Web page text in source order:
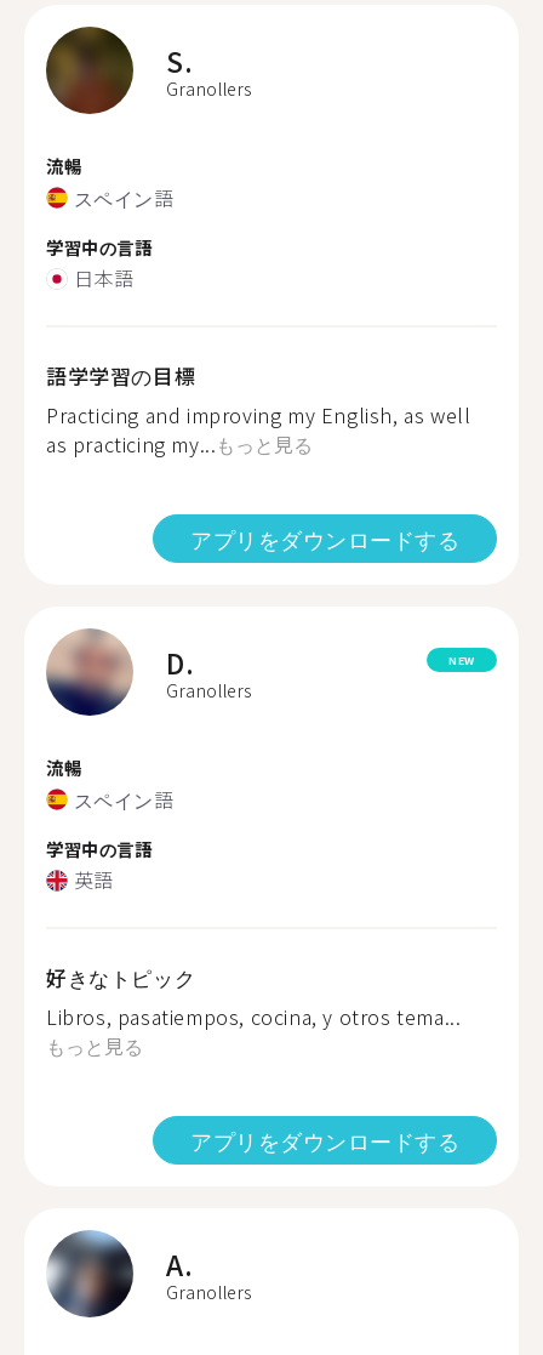
S.
Granollers
流暢
スペイン語
学習中の言語
日本語
語学学習の目標
Practicing and improving my English, as well
as practicing my...もっと見る
アプリをダウンロードする
D.
Granollers
NEW
流暢
スペイン語
学習中の言語
英語
好きなトピック
Libros, pasatiempos, cocina, y otros tema...
もっと見る
アプリをダウンロードする
A.
Granollers